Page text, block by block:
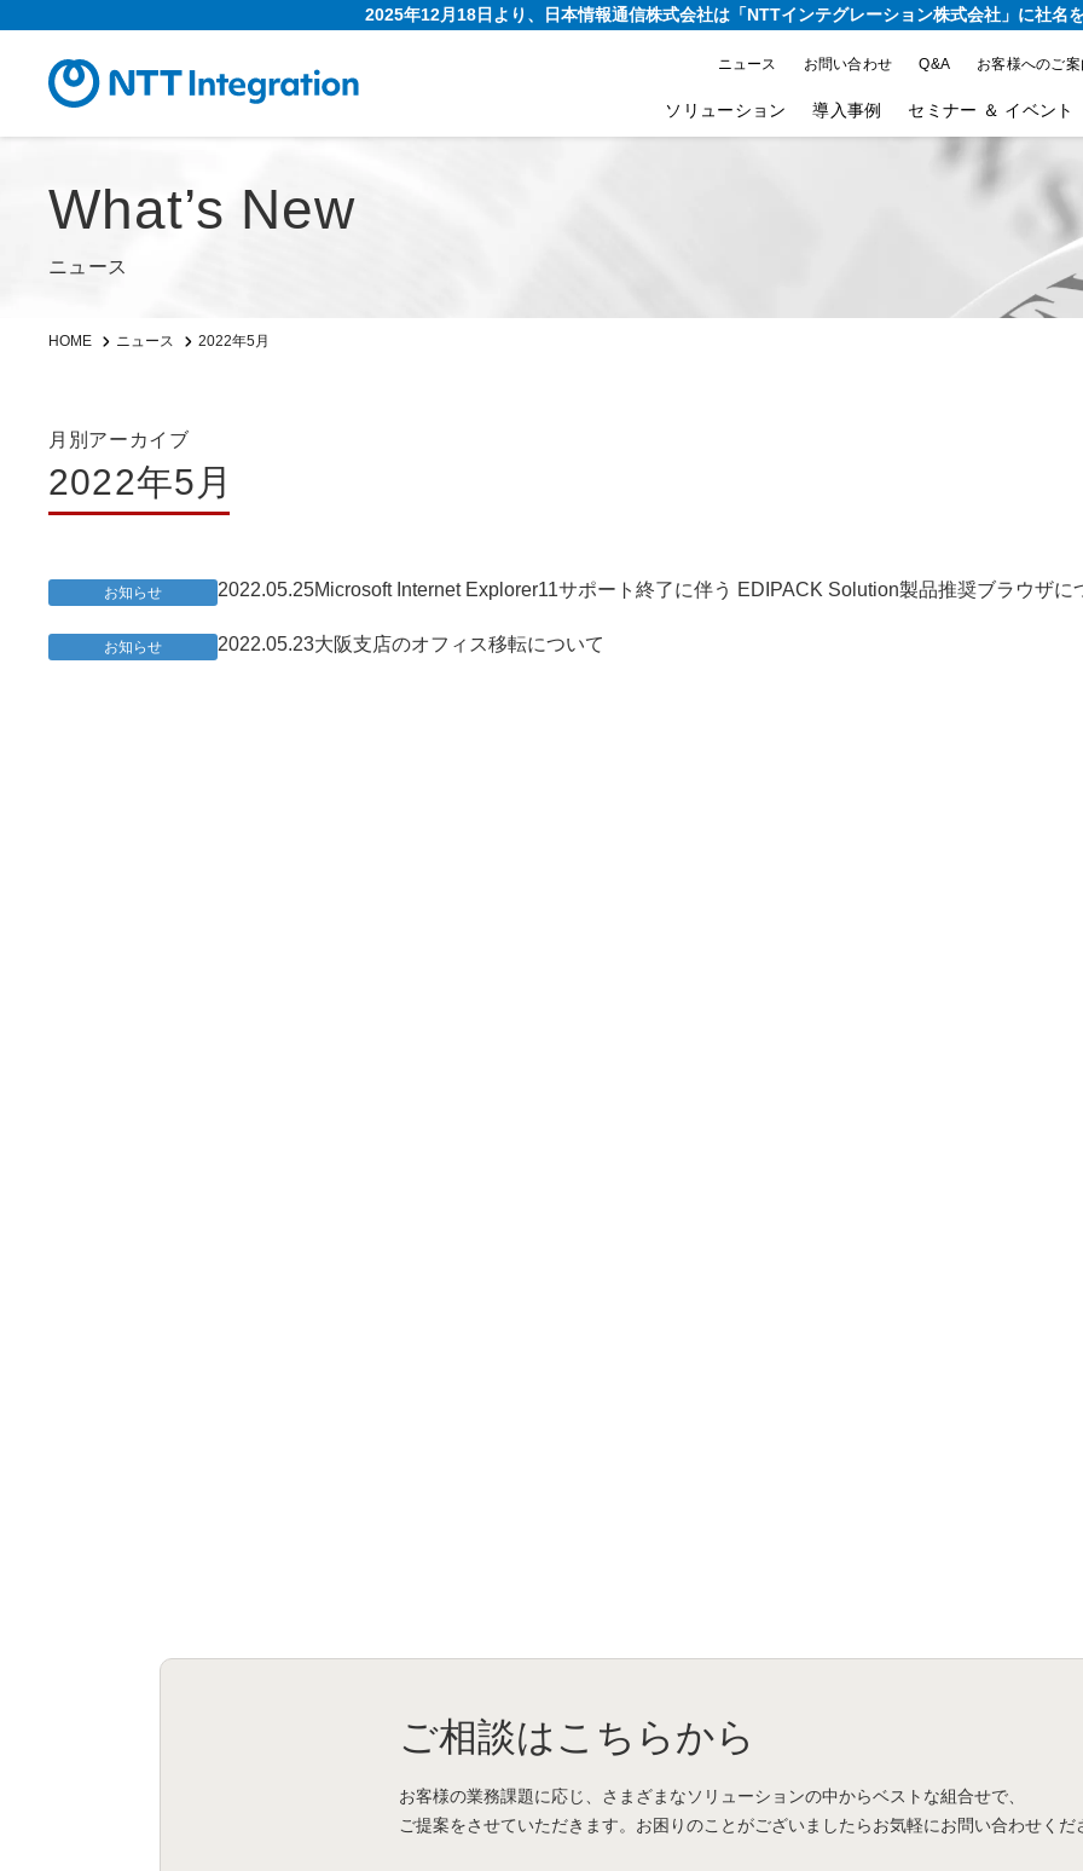
2025年12月18日より、日本情報通信株式会社は「NTTインテグレーション株式会社」に社名
ニュース お問い合わせ Q&A お客様へのご
ソリューション 導入事例 セミナー ＆ イベント
What’s New
ニュース
HOME ニュース 2022年5月
月別アーカイブ
2022年5月
お知らせ 2022.05.25Microsoft Internet Explorer11サポート終了に伴う EDIPACK Solution製品推奨ブラウザに
お知らせ 2022.05.23大阪支店のオフィス移転について
ご相談はこちらから
お客様の業務課題に応じ、さまざまなソリューションの中からベストな組合せで、
ご提案をさせていただきます。お困りのことがございましたらお気軽にお問い合わせくだ